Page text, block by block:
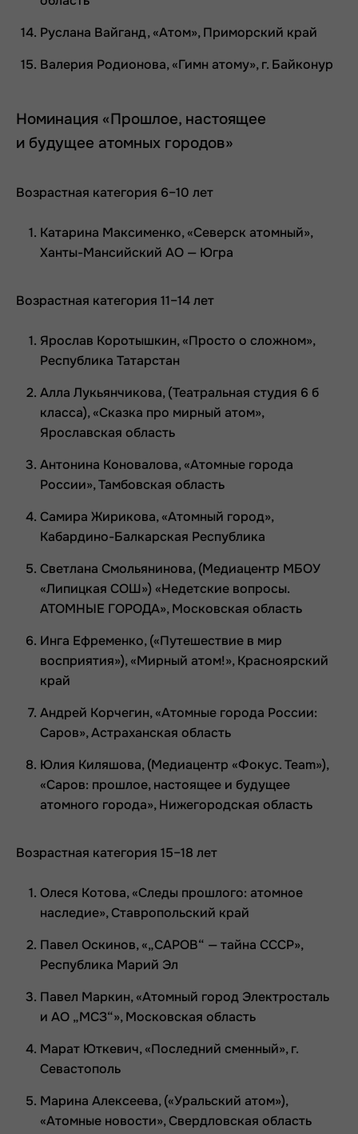
Руслана Вайганд, «Атом», Приморский край
Валерия Родионова, «Гимн атому», г. Байконур
Номинация «Прошлое, настоящее
и будущее атомных городов»
Возрастная категория 6–10 лет
Катарина Максименко, «Северск атомный»,
Ханты-Мансийский АО — Югра
Возрастная категория 11–14 лет
Ярослав Коротышкин, «Просто о сложном»,
Республика Татарстан
Алла Лукьянчикова, (Театральная студия 6 б
класса), «Сказка про мирный атом»,
Ярославская область
Антонина Коновалова, «Атомные города
России», Тамбовская область
Самира Жирикова, «Атомный город»,
Кабардино-Балкарская Республика
Светлана Смольянинова, (Медиацентр МБОУ
«Липицкая СОШ») «Недетские вопросы.
АТОМНЫЕ ГОРОДА», Московская область
Инга Ефременко, («Путешествие в мир
восприятия»), «Мирный атом!», Красноярский
край
Андрей Корчегин, «Атомные города России:
Саров», Астраханская область
Юлия Киляшова, (Медиацентр «Фокус. Team»),
«Саров: прошлое, настоящее и будущее
атомного города», Нижегородская область
Возрастная категория 15–18 лет
Олеся Котова, «Следы прошлого: атомное
наследие», Ставропольский край
Павел Оскинов, «„САРОВ“ — тайна СССР»,
Республика Марий Эл
Павел Маркин, «Атомный город Электросталь
и АО „МСЗ“», Московская область
Марат Юткевич, «Последний сменный», г.
Севастополь
Марина Алексеева, («Уральский атом»),
«Атомные новости», Свердловская область